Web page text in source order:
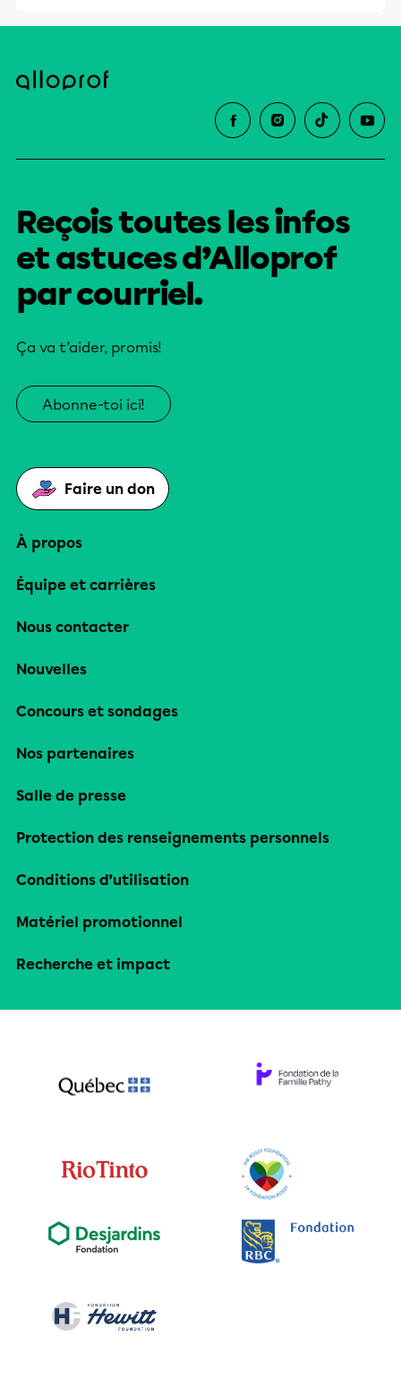
Reçois toutes les infos
et astuces d’Alloprof
par courriel.
Ça va t’aider, promis!
Abonne-toi ici!
Faire un don
À propos
Équipe et carrières
Nous contacter
Nouvelles
Concours et sondages
Nos partenaires
Salle de presse
Protection des renseignements personnels
Conditions d’utilisation
Matériel promotionnel
Recherche et impact